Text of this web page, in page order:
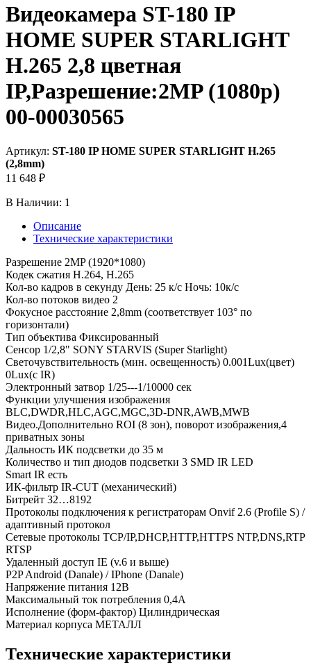
Видеокамера ST-180 IP
HOME SUPER STARLIGHT
H.265 2,8 цветная
IP,Разрешение:2MP (1080p)
00-00030565
Артикул: ST-180 IP HOME SUPER STARLIGHT H.265
(2,8mm)
11 648 ₽
В Наличии: 1
Описание
Технические характеристики
Разрешение 2MP (1920*1080)
Кодек сжатия H.264, H.265
Кол-во кадров в секунду День: 25 к/с Ночь: 10к/с
Кол-во потоков видео 2
Фокусное расстояние 2,8mm (соответствует 103° по
горизонтали)
Тип объектива Фиксированный
Сенсор 1/2,8" SONY STARVIS (Super Starlight)
Светочувствительность (мин. освещенность) 0.001Lux(цвет)
0Lux(c IR)
Электронный затвор 1/25---1/10000 сек
Функции улучшения изображения
BLC,DWDR,HLC,AGC,MGC,3D-DNR,AWB,MWB
Видео.Дополнительно ROI (8 зон), поворот изображения,4
приватных зоны
Дальность ИК подсветки до 35 м
Количество и тип диодов подсветки 3 SMD IR LED
Smart IR есть
ИК-фильтр IR-CUT (механический)
Битрейт 32…8192
Протоколы подключения к регистраторам Onvif 2.6 (Profile S) /
адаптивный протокол
Сетевые протоколы TCP/IP,DHCP,HTTP,HTTPS NTP,DNS,RTP
RTSP
Удаленный доступ IE (v.6 и выше)
P2P Android (Danale) / IPhone (Danale)
Напряжение питания 12В
Максимальный ток потребления 0,4А
Исполнение (форм-фактор) Цилиндрическая
Материал корпуса МЕТАЛЛ
Технические характеристики